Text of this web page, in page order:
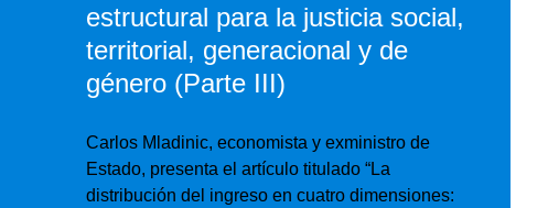
estructural para la justicia social,
territorial, generacional y de
género (Parte III)
Carlos Mladinic, economista y exministro de
Estado, presenta el artículo titulado “La
distribución del ingreso en cuatro dimensiones: